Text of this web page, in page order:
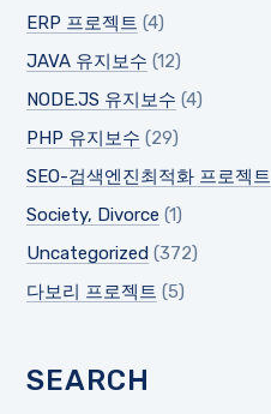
ERP 프로젝트 (4)
JAVA 유지보수 (12)
NODE.JS 유지보수 (4)
PHP 유지보수 (29)
SEO-검색엔진최적화 프로젝트
Society, Divorce (1)
Uncategorized (372)
다보리 프로젝트 (5)
SEARCH